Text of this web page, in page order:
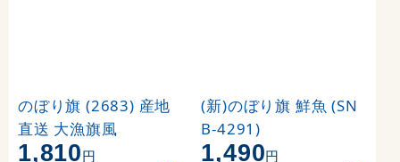
のぼり旗 (2683) 産地
直送 大漁旗風
1,810円
(新)のぼり旗 鮮魚 (SN
B-4291)
1,490円